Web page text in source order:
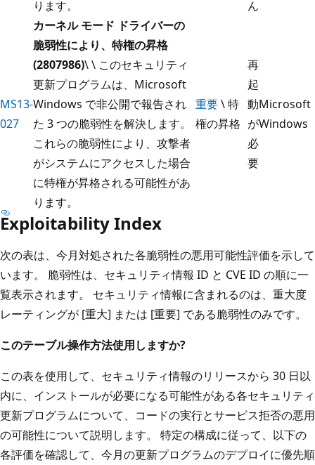
ります。
ん
MS13-
027
カーネル モード ドライバーの
脆弱性により、特権の昇格
(2807986)\ \ このセキュリティ
更新プログラムは、Microsoft
Windows で非公開で報告され
た 3 つの脆弱性を解決します。
これらの脆弱性により、攻撃者
がシステムにアクセスした場合
に特権が昇格される可能性があ
ります。
重要\ 特
権の昇格
再
起
動
が
必
要
Microsoft
Windows
Exploitability Index
次の表は、今月対処された各脆弱性の悪用可能性評価を示して
います。 脆弱性は、セキュリティ情報 ID と CVE ID の順に一
覧表示されます。 セキュリティ情報に含まれるのは、重大度
レーティングが [重大] または [重要] である脆弱性のみです。
このテーブル操作方法使用しますか?
この表を使用して、セキュリティ情報のリリースから 30 日以
内に、インストールが必要になる可能性がある各セキュリティ
更新プログラムについて、コードの実行とサービス拒否の悪用
の可能性について説明します。 特定の構成に従って、以下の
各評価を確認して、今月の更新プログラムのデプロイに優先順